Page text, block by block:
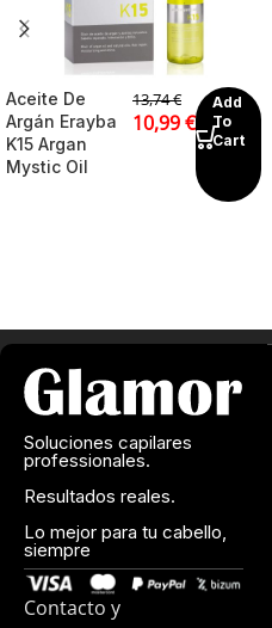
Aceite De
Argán Erayba
K15 Argan
Mystic Oil
13,74€
10,99€
Add
To
Cart
Soluciones capilares
professionales.
Resultados reales.
Lo mejor para tu cabello,
siempre
Contacto y